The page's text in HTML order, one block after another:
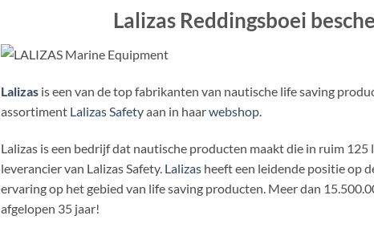
Lalizas Reddingsboei
Lalizasis een van de top fabrikanten van nautische life saving
assortiment Lalizas Safetyaan in haarwebshop.
Lalizas is een bedrijf dat nautische producten maakt die in ruim
leverancier van Lalizas Safety. Lalizasheeft een leidende positie op
ervaring op het gebied van life saving producten. Meer dan
afgelopen 35 jaar!